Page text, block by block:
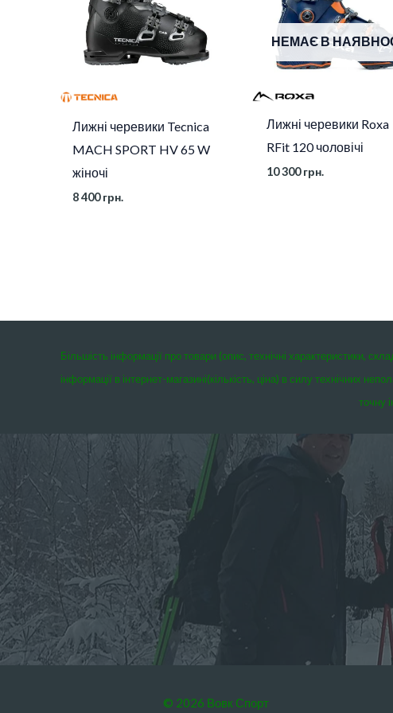
Лижні черевики Tecnica
MACH SPORT HV 65 W
жіночі
8 400грн.
НЕМАЄ В
Лижні черевики Roxa
RFit 120 чоловічі
10 300грн.
Більшість інформації про товари (опис, технічні характеристики,
інформації в інтернет-магазині(кількість, ціна) в силу технічних
точну
© 2026 Вовк Спорт